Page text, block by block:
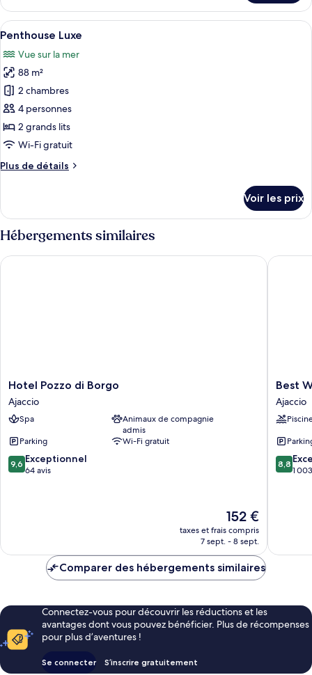
le
type
de
Chambre
Double
Junior
Afficher
toutes
les
photos
pour
ce
type
de
chambre :
Penthouse
Une chambre moderne avec une
7
Penthouse Luxe
Vue sur la mer
88 m²
2 chambres
4 personnes
2 grands lits
Wi-Fi gratuit
Plus de détails
Plus
le
type
de
Penthouse
Voir les prix
Hébergements similaires
Hotel
Pozzo
di
Borgo
Hotel Pozzo di Borgo
Ajaccio
Spa
Animaux de compagnie
admis
Parking
Wi-Fi gratuit
9.6
sur
9,6 Exceptionnel
64 avis
Le
nouveau
prix
de
152 €
taxes et frais compris
7 sept. - 8 sept.
Hotel Pozzo di Borgo
Best
Western
Plus
Ajaccio
Ajaccio
Best
Ajaccio
8.8
sur
8,8
1
Best
Comparer des hébergements similaires
Connectez-vous pour découvrir les réductions et les
avantages dont vous pouvez bénéficier. Plus de récompenses
pour plus d’aventures !
Se connecter S’inscrire gratuitement